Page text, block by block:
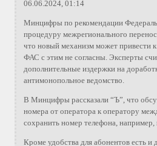
06.06.2024, 01:14
Минцифры по рекомендации
процедуру межрегионального
что новый механизм может привести
ФАС с этим не согласны. Эксперты
дополнительные издержки на
антимонопольное ведомство.
В Минцифры рассказали “Ъ”, что
номера от оператора к оператору
сохранить номер телефона,
Кроме удобства для абонентов есть